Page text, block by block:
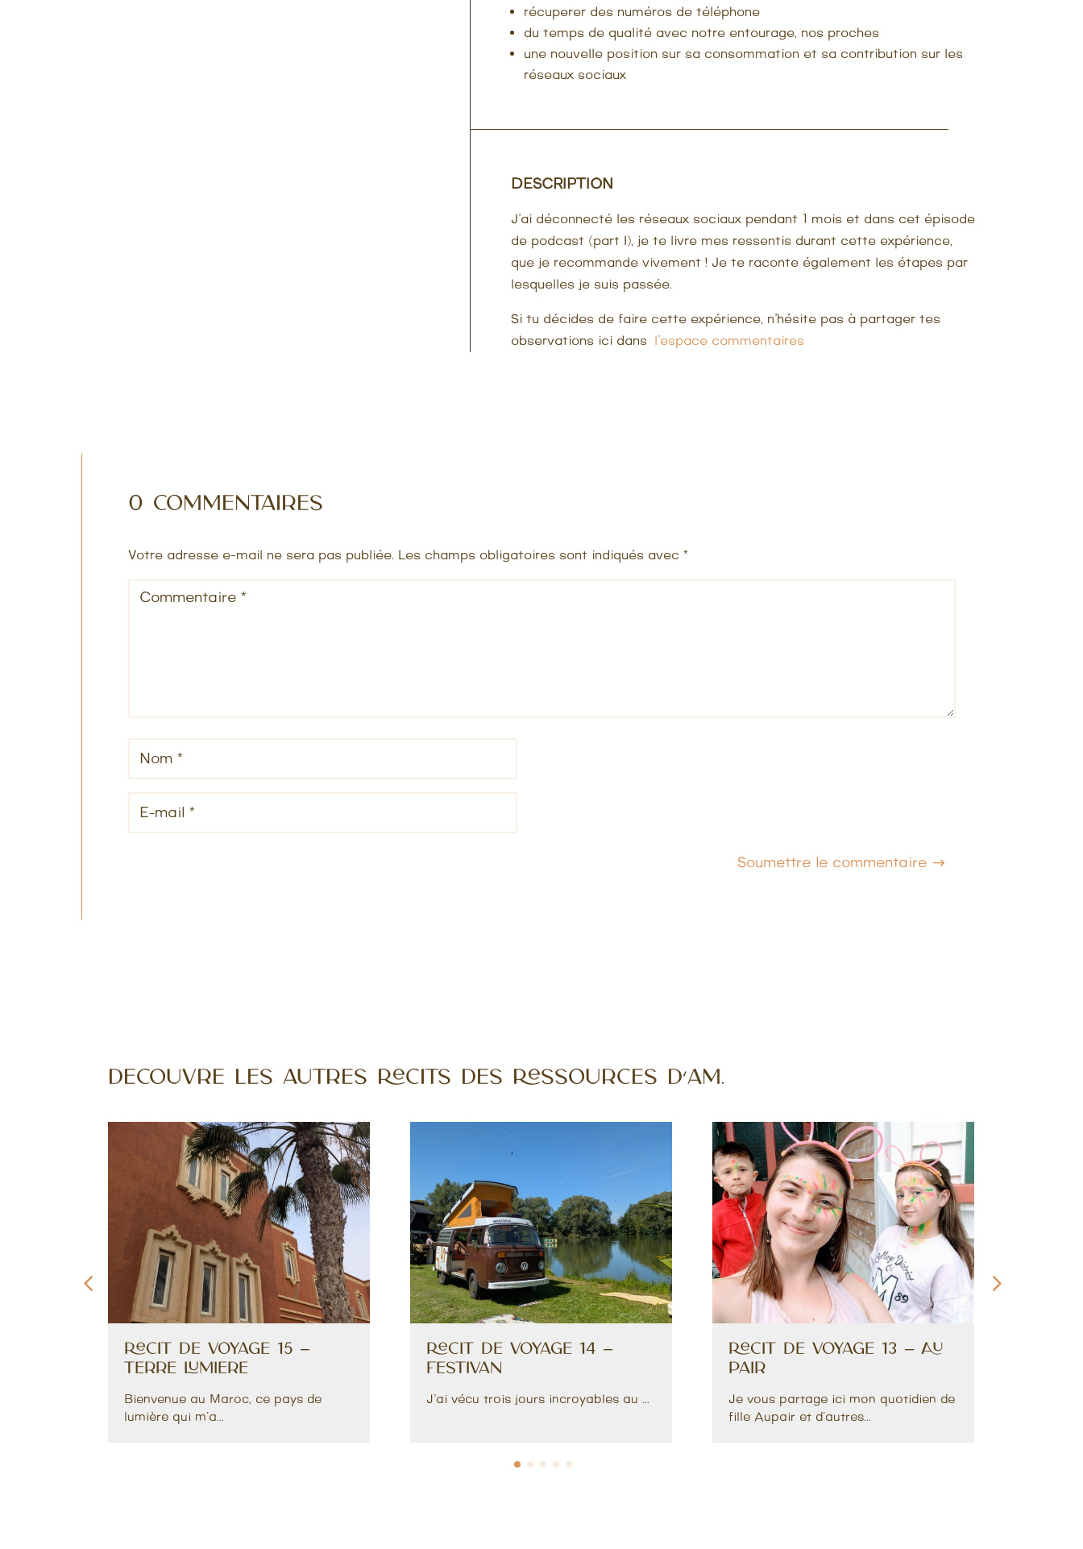
récuperer des numéros de téléphone
du temps de qualité avec notre entourage, nos proches
une nouvelle position sur sa consommation et sa contribution sur les
réseaux sociaux
DESCRIPTION
J’ai déconnecté les réseaux sociaux pendant 1 mois et dans cet épisode
de podcast (part I), je te livre mes ressentis durant cette expérience,
que je recommande vivement ! Je te raconte également les étapes par
lesquelles je suis passée.
Si tu décides de faire cette expérience, n’hésite pas à partager tes
observations ici dans l’espace commentaires
0 commentaires
Votre adresse e-mail ne sera pas publiée. Les champs obligatoires sont indiqués avec *
Soumettre le commentaire
Découvre les autres Récits des Ressources d’Am.
Récit de voyage 15 –
Terre Lumière
Bienvenue au Maroc, ce pays de
lumière qui m'a...
Récit de voyage 14 –
Festivan
J’ai vécu trois jours incroyables au ...
Récit de voyage 13 – Au
pair
Je vous partage ici mon quotidien de
fille Aupair et d'autres...